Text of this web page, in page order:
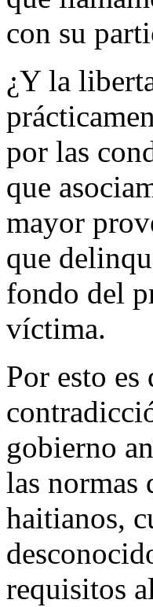
con su
¿Y la
por las
que
mayor
que
fondo del
víctima.
Por esto
gobierno
las normas
haitianos,
requisitos